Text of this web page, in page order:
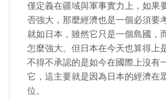
僅定義在疆域與軍事實力上，如果
否強大，那麼經濟也是一個必須要
就如日本，雖然它只是一個島國，
怎麼強大。但日本在今天也算得上
不得不承認的是如今在國際上沒有
它，這主要就是因為日本的經濟在
位。